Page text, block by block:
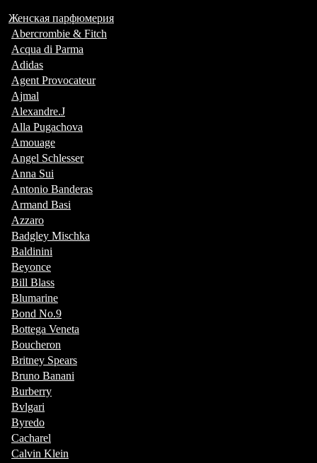
Женская парфюмерия
Abercrombie & Fitch
Acqua di Parma
Adidas
Agent Provocateur
Ajmal
Alexandre.J
Alla Pugachova
Amouage
Angel Schlesser
Anna Sui
Antonio Banderas
Armand Basi
Azzaro
Badgley Mischka
Baldinini
Beyonce
Bill Blass
Blumarine
Bond No.9
Bottega Veneta
Boucheron
Britney Spears
Bruno Banani
Burberry
Bvlgari
Byredo
Cacharel
Calvin Klein